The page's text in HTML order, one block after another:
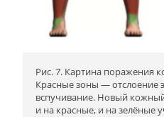
Рис. 7. Картина поражения
Красные зоны — отслоение
вспучивание. Новый
и на красные, и на зелёные